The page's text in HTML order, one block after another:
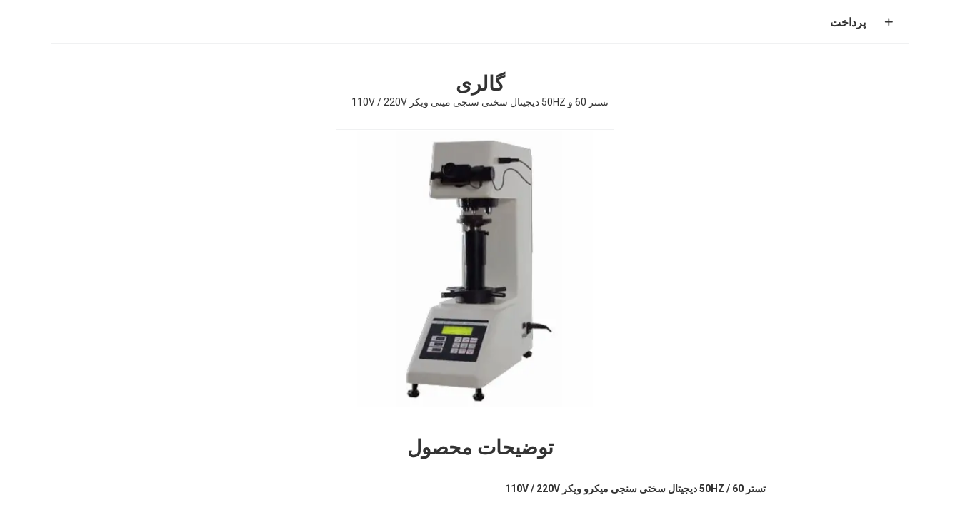
پرداخت
گالری
تستر 60 و 50HZ دیجیتال سختی سنجی مینی ویکر 110V / 220V
توضیحات محصول
تستر 60 / 50HZ دیجیتال سختی سنجی میکرو ویکر 110V / 220V